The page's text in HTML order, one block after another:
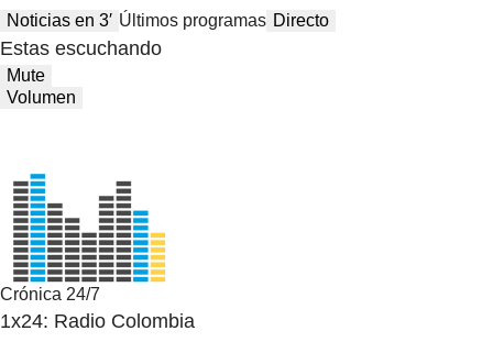
Noticias en 3′ Últimos programas Directo
Estas escuchando
Mute
Volumen
Crónica 24/7
1x24: Radio Colombia